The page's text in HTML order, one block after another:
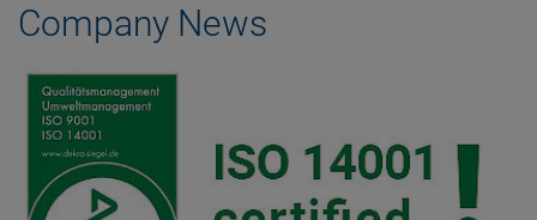
Company News